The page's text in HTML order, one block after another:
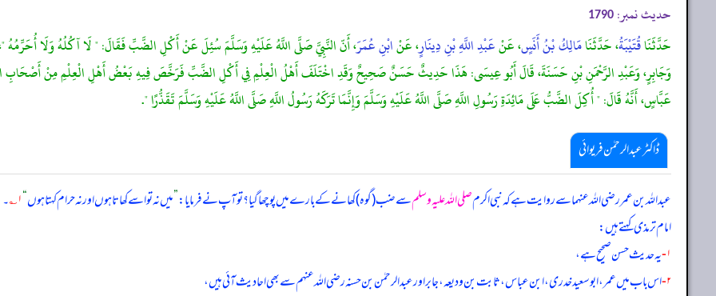
حدیث نمبر: 1790
حَدَّثَنَاقُتَيْبَةُ، حَدَّثَنَامَالِكُ بْنُ أَنَسٍ، عَنْعَبْدِ اللَّهِ بْنِ دِينَارٍ، عَنْابْنِ عُمَرَ، أَنّ النَّبِيَّ صَلَّى اللَّهُ عَلَيْهِ وَسَلَّمَ سُئِلَ عَنْ أَكْلِ الضَّبِّ فَقَالَ: " لَا آكُلُهُ وَلَا أُحَرِّمُهُ
وَجَابِرٍ، وَعَبْدِ الرَّحْمَنِ بْنِ حَسَنَةَ، قَالَ أَبُو عِيسَى: هَذَا حَدِيثٌ حَسَنٌ صَحِيحٌ وَقَدِ اخْتَلَفَ أَهْلُ الْعِلْمِ فِي أَكْلِ الضَّبِّ فَرَخَّصَ فِيهِ بَعْضُ أَهْلِ الْعِلْمِ مِنْ أَصْحَابِ
عَبَّاسٍ، أَنَّهُ قَالَ: " أُكِلَ الضَّبُّ عَلَى مَائِدَةِ رَسُولِ اللَّهِ صَلَّى اللَّهُ عَلَيْهِ وَسَلَّمَ وَإِنَّمَا تَرَكَهُ رَسُولُ اللَّهِ صَلَّى اللَّهُ عَلَيْهِ وَسَلَّمَ تَقَذُّرًا ".
ڈاکٹر عبدالرحمٰن فریوائی
عبداللہ بن عمر رضی الله عنہما سے روایت ہے کہنبی اکرمصلی اللہ علیہ وسلمسے ضب (گوہ) کھانے کے بارے میں پوچھا گیا؟ تو آپ نے فرمایا:”میں نہ تو اسے کھاتا ہوں اور نہ حرام کہتا ہوں“۱؎ ۔
امام ترمذی کہتے ہیں:
۱- یہ حدیث حسن صحیح ہے،
۲- اس باب میں عمر، ابو سعید خدری، ابن عباس، ثابت بن ودیعہ، جابر اور عبدالرحمٰن بن حسنہ رضی الله عنہم سے بھی احادیث آئی ہیں،